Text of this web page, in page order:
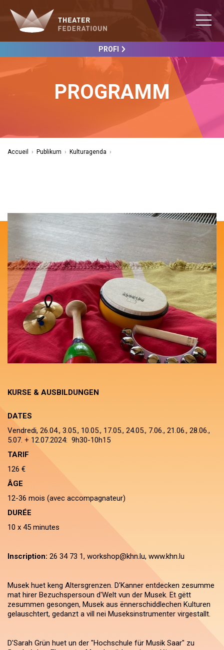
PROFI
PROGRAMM
Accueil › Publikum › Kulturagenda ›
KURSE & AUSBILDUNGEN
DATES
Vendredi, 26.04., 3.05., 10.05., 17.05., 24.05., 7.06., 21.06., 28.06.,
5.07. + 12.07.2024: 9h30-10h15
TARIF
126 €
ÂGE
12-36 mois (avec accompagnateur)
DURÉE
10 x 45 minutes
Inscription: 26 34 73 1, workshop@khn.lu, www.khn.lu
Musek huet keng Altersgrenzen. D'Kanner entdecken zesumme
mat hirer Bezuchspersoun d'Welt vun der Musek. Et gëtt
zesummen gesongen, Musek aus ënnerschiddlechen Kulturen
gelauschtert, gedanzt a vill nei Museksinstrumenter virgestallt.
D'Sarah Grün huet un der "Hochschule für Musik Saar" zu